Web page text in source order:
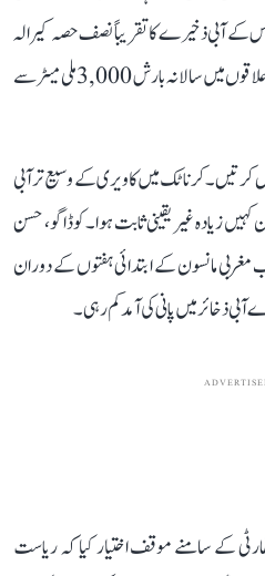
کے آبی ذخیرے کا تقریباً نصف حصہ کیرالہ
میں واقع ہے، جہاں مغربی گھاٹ کے کئی علاقوں میں سالانہ بارش 3,000 ملی میٹر سے
کرتیں۔ کرناٹک میں کاویری کے وسیع تر آبی
زیادہ غیر یقینی ثابت ہوا۔ کوڈاگو، حسن
مغربی مانسون کے ابتدائی ہفتوں کے دوران
ذخائر میں پانی کی آمد کم رہی۔
کے سامنے موقف اختیار کیا کہ ریاست